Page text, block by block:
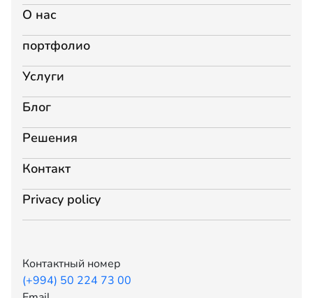
О нас
портфолио
Услуги
Блог
Решения
Контакт
Privacy policy
Контактный номер
(+994) 50 224 73 00